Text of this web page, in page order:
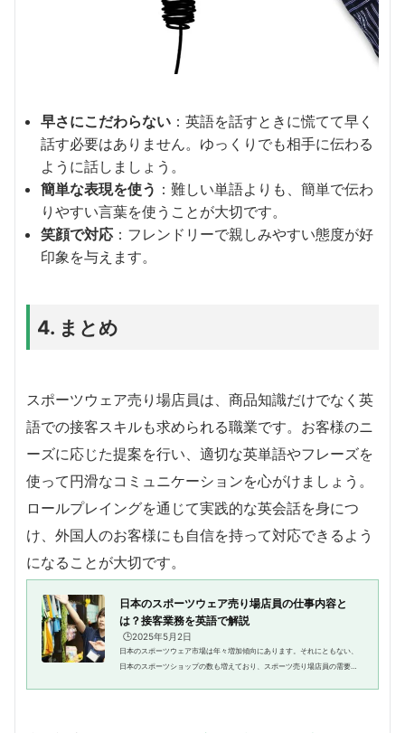
早さにこだわらない ：英語を話すときに慌てて早く
話す必要はありません。ゆっくりでも相手に伝わる
ように話しましょう。
簡単な表現を使う ：難しい単語よりも、簡単で伝わ
りやすい言葉を使うことが大切です。
笑顔で対応 ：フレンドリーで親しみやすい態度が好
印象を与えます。
4. まとめ
スポーツウェア売り場店員は、商品知識だけでなく英
語での接客スキルも求められる職業です。お客様のニ
ーズに応じた提案を行い、適切な英単語やフレーズを
使って円滑なコミュニケーションを心がけましょう。
ロールプレイングを通じて実践的な英会話を身につ
け、外国人のお客様にも自信を持って対応できるよう
になることが大切です。
日本のスポーツウェア売り場店員の仕事内容と
は？接客業務を英語で解説
🕒️2025年5月2日
日本のスポーツウェア市場は年々増加傾向にあります。それにともない、
日本のスポーツショップの数も増えており、スポーツ売り場店員の需要も